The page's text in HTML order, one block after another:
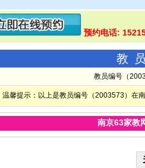
预约电话:
教
教员编号（
温馨提示：以上是教员编号（2003573）在
南京63家教